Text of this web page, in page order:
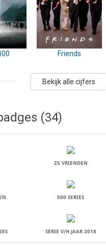
Friends
Bekijk alle cijfers
(34)
25 VRIENDEN
500 SERIES
SERIE V/H JAAR 2018